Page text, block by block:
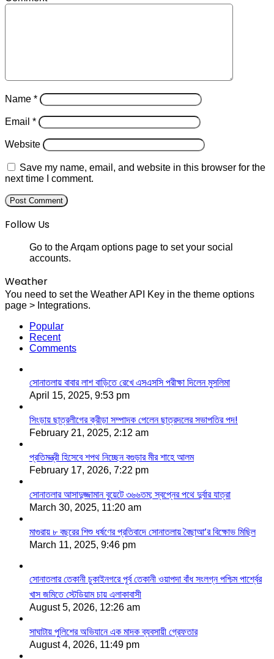
Name *
Email *
Website
Save my name, email, and website in this browser for the
next time I comment.
Follow Us
Go to the Arqam options page to set your social
accounts.
Weather
You need to set the Weather API Key in the theme options
page > Integrations.
Popular
Recent
Comments
সোনাতলায় বাবার লাশ বাড়িতে রেখে এসএসসি পরীক্ষা দিলেন মুসলিমা
April 15, 2025, 9:53 pm
সিংড়ায় ছাত্রলীগের ক্রীড়া সম্পাদক পেলেন ছাত্রদলের সভাপতির পদ!
February 21, 2025, 2:12 am
প্রতিমন্ত্রী হিসেবে শপথ নিচ্ছেন বগুড়ার মীর শাহে আলম
February 17, 2026, 7:22 pm
সোনাতলার আসাদুজ্জামান বুয়েটে ৩৬৬তম; স্বপ্নের পথে দুর্বার যাত্রা
March 30, 2025, 11:20 am
মাগুরায় ৮ বছরের শিশু ধর্ষণের প্রতিবাদে সোনাতলায় বৈছাআ’র বিক্ষোভ মিছিল
March 11, 2025, 9:46 pm
সোনাতলার তেকানী চুকাইনগরে পূর্ব তেকানী ওয়াপদা বাঁধ সংলগ্ন পশ্চিম পার্শ্বের
খাস জমিতে স্টেডিয়াম চায় এলাকাবাসী
August 5, 2026, 12:26 am
সাঘাটায় পুলিশের অভিযানে এক মাদক ব্যবসায়ী গ্রেফতার
August 4, 2026, 11:49 pm